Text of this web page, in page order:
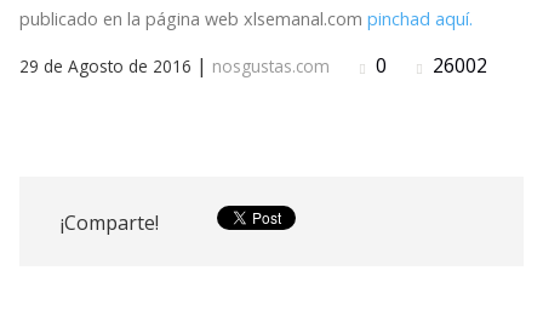
publicado en la página web xlsemanal.com pinchad aquí.
29 de Agosto de 2016 | nosgustas.com 0 26002
¡Comparte!